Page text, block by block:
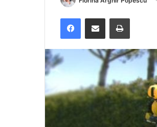
FacebookDistribuie prin e-mail Imprimare